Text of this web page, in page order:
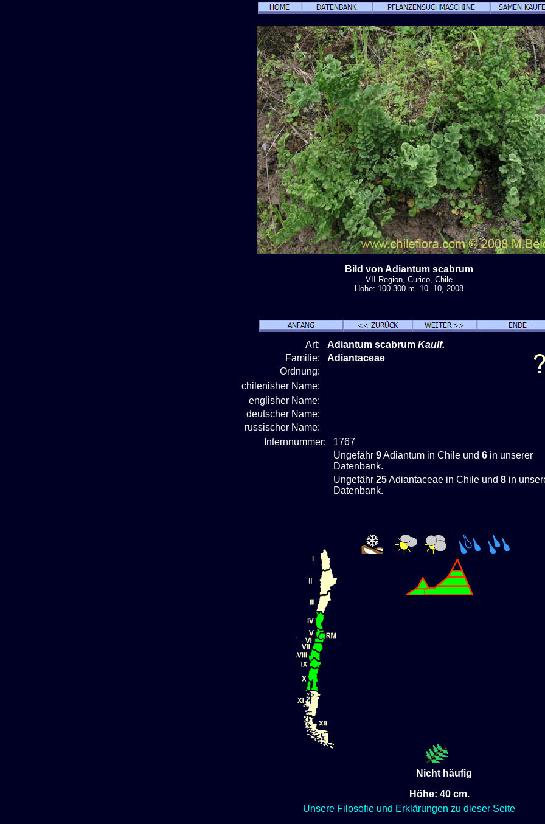
Bild von Adiantum scabrum
VII Region, Curico, Chile
Höhe: 100-300 m. 10. 10, 2008
Art: Adiantum scabrum Kaulf.
Familie:
Adiantaceae
Ordnung:
chilenisher Name:
englisher Name:
deutscher Name:
russischer Name:
Internnummer:
1767
Ungefähr 9Adiantum in Chile und 6 in unserer
Datenbank.
Ungefähr 25Adiantaceae in Chile und 8 in
Datenbank.
Nicht häufig
Höhe: 40 cm.
Unsere Filosofie und Erklärungen zu dieser Seite